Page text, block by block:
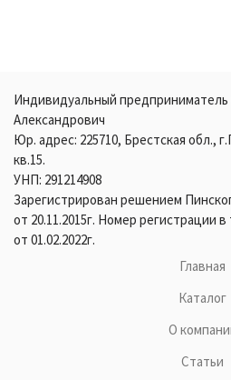
Индивидуальный
Александрович
Юр. адрес: 225710, Брестская обл.,
кв.15.
УНП: 291214908
Зарегистрирован решением
от 20.11.2015г. Номер регистрации
от 01.02.2022г.
Главная
Каталог
О
Статьи